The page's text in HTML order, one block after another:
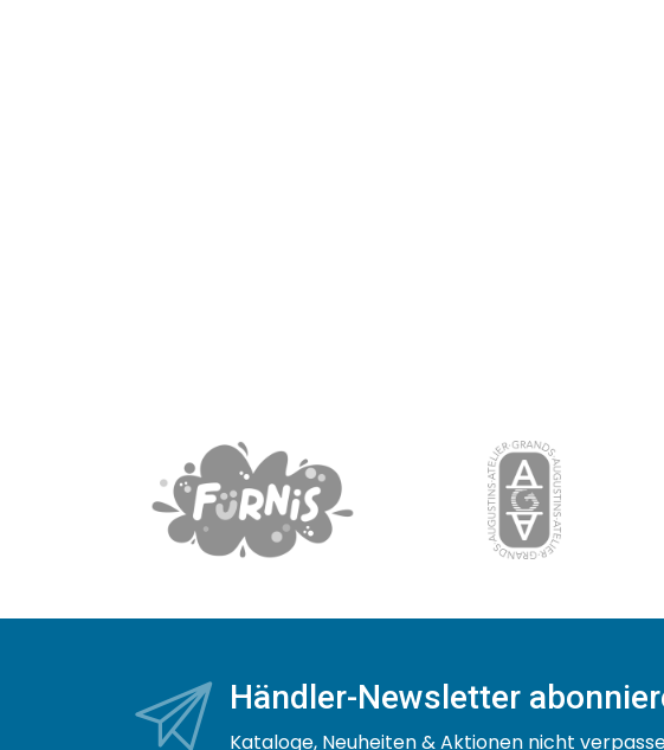
Händler-Newsletter
Kataloge, Neuheiten & Aktionen nicht